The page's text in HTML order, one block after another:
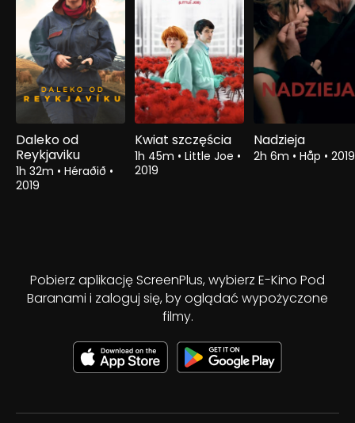
Daleko od
Reykjaviku
1h 32m • Héraðið •
2019
Kwiat szczęścia
1h 45m • Little Joe •
2019
Nadzieja
2h 6m • Håp • 2019
Pobierz aplikację ScreenPlus, wybierz E-Kino Pod
Baranami i zaloguj się, by oglądać wypożyczone
filmy.